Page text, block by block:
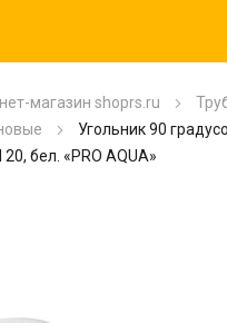
магазин shoprs.ru
Угольник 90
бел. «PRO AQUA»